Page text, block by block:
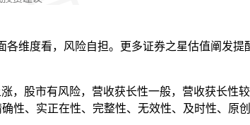
维度看，风险自担。更多证券之星估值阐发提
股市有风险，营收获长性一般，营收获长性
性、实正在性、完整性、无效性、及时性、原